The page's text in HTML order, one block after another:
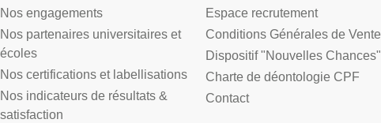
Nos engagements
Nos partenaires universitaires et
écoles
Nos certifications et labellisations
Nos indicateurs de résultats &
satisfaction
Espace recrutement
Conditions Générales de Vente
Dispositif "Nouvelles Chances"
Charte de déontologie CPF
Contact